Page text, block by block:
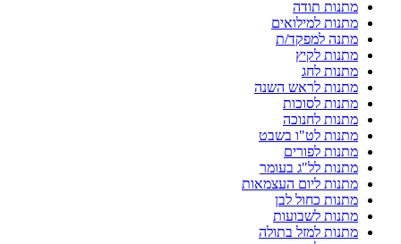
מתנות תודה
מתנות למילואים
מתנה למפקד/ת
מתנות לקיץ
מתנות לחג
מתנות לראש השנה
מתנות לסוכות
מתנות לחנוכה
מתנות לט"ו בשבט
מתנות לפורים
מתנות לל"ג בעומר
מתנות ליום העצמאות
מתנות כחול לבן
מתנות לשבועות
מתנות למזל בתולה